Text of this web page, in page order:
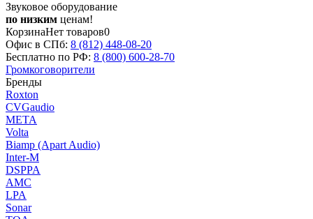
Звуковое оборудование
по низким ценам!
КорзинаНет товаров0
Офис в СПб: 8 (812) 448-08-20
Бесплатно по РФ: 8 (800) 600-28-70
Громкоговорители
Бренды
Roxton
CVGaudio
МЕТА
Volta
Biamp (Apart Audio)
Inter-M
DSPPA
AMC
LPA
Sonar